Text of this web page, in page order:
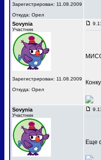
Зарегистрирован: 11.08.2009
Откуда: Орел
Sovynia
Участник
Зарегистрирован: 11.08.2009
Откуда: Орел
Sovynia
Участник
Еще